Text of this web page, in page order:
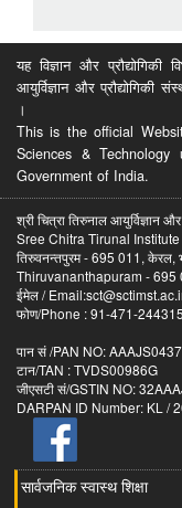
यह विज्ञान और
आयुर्विज्ञान और
।
This is the official
Sciences & Technology
Government of India.
श्री चित्रा तिरुनाल आयुर्विज्ञान
Sree Chitra Tirunal
तिरुवनन्तपुरम - 695 011, केरल,
Thiruvananthapuram - 695
ईमेल /
फोण/Phone : 91-471-
पान सं /PAN NO:
टान/TAN : TVDS00986G
जीएसटी सं/GSTIN NO:
DARPAN ID Number: KL /
सार्वजनिक स्वास्थ शिक्षा